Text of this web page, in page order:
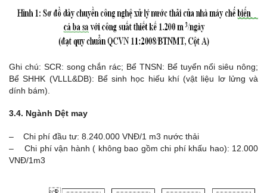
Ghi chú: SCR: song chắn rác; Bể TNSN: Bể tuyển nổi siêu nông;
Bể SHHK (VLLL&DB): Bể sinh học hiếu khí (vật liệu lơ lửng và
dính bám).
3.4. Ngành Dệt may
– Chi phí đầu tư: 8.240.000 VNĐ/1 m3 nước thải
– Chi phí vận hành ( không bao gồm chi phí khấu hao): 12.000
VNĐ/1m3